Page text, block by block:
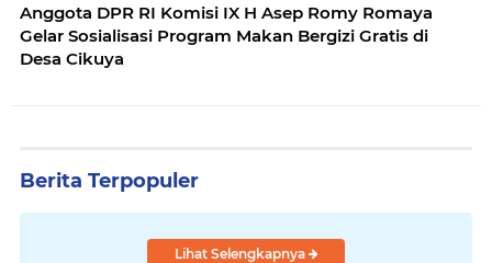
Anggota DPR RI Komisi IX H Asep Romy Romaya
Gelar Sosialisasi Program Makan Bergizi Gratis di
Desa Cikuya
Berita Terpopuler
Lihat Selengkapnya